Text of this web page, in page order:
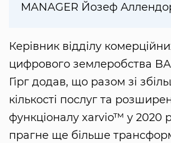
MANAGER Йозеф
Керівник відділу
цифрового землеробства
Гірг додав, що разом зі
кількості послуг та
функціоналу xarvio™ у 2020
прагне ще більше